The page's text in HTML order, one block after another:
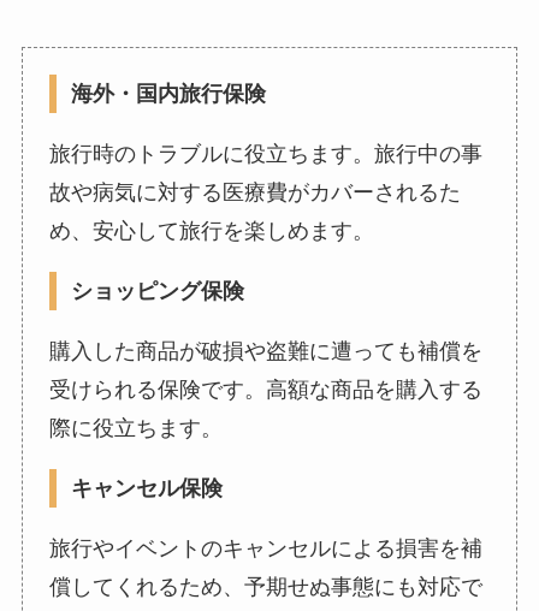
海外・国内旅行保険
旅行時のトラブルに役立ちます。旅行中の事
故や病気に対する医療費がカバーされるた
め、安心して旅行を楽しめます。
ショッピング保険
購入した商品が破損や盗難に遭っても補償を
受けられる保険です。高額な商品を購入する
際に役立ちます。
キャンセル保険
旅行やイベントのキャンセルによる損害を補
償してくれるため、予期せぬ事態にも対応で